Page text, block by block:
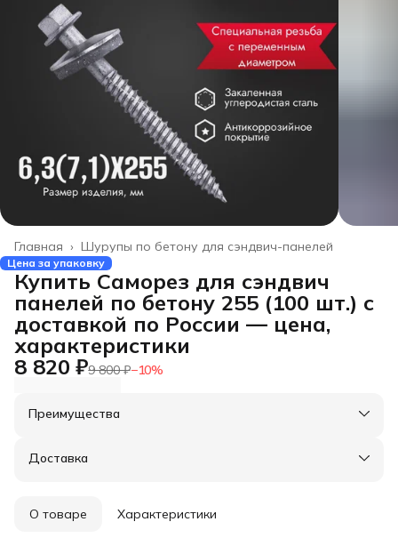
Шурупы по бетону для сэндвич-панелей
Главная ›
Цена за упаковку
Купить Саморез для сэндвич
панелей по бетону 255 (100 шт.) с
доставкой по России — цена,
характеристики
8 820 ₽9 800 ₽−10%
Преимущества
Оплата частями в Сплит
Удобный возврат
Доставка
О товаре Характеристики